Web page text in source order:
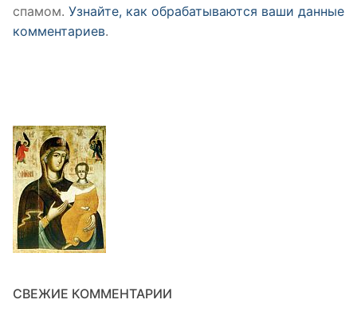
спамом. Узнайте, как обрабатываются ваши данные
комментариев.
СВЕЖИЕ КОММЕНТАРИИ